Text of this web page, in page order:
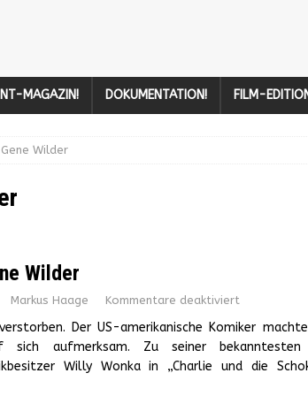
MAGAZIN! DOKUMENTATION! FILM-
Gene Wilder
Wilder
Markus Haage Kommentare deaktiviert
Der US-amerikanische Komiker
sich aufmerksam. Zu seiner
Willy Wonka in „Charlie und die